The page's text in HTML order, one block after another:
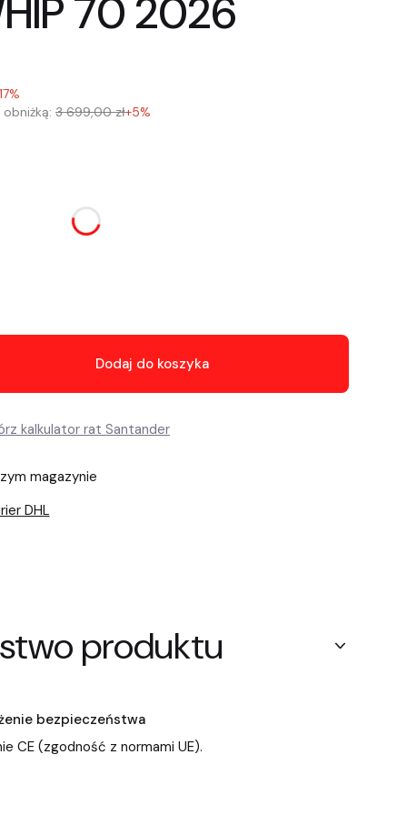
70 2026
3 699,00 zł+5%
Dodaj do koszyka
magazynie
DHL
produktu
bezpieczeństwa
CE (zgodność z normami UE).